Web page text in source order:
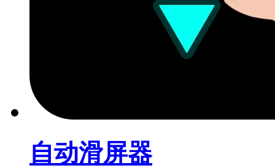
自动滑屏器